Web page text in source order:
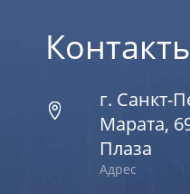
г. Санкт-
Марата,
Плаза
Адрес